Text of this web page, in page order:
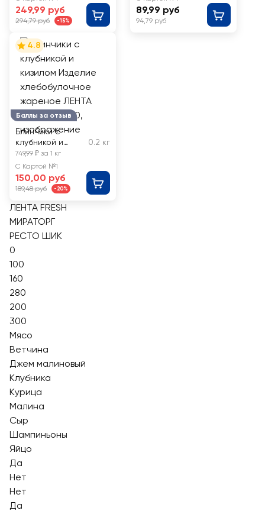
FRESH
249,99 руб
294,79 руб -15%
89,99 руб
94,79 руб
Баллы за отзыв
4.8
Блинчики с
клубникой и
кизилом Изделие
хлебобулочное
жареное ЛЕНТА
FRESH до 200
0.2 кг
749,99 ₽ за 1 кг
С Картой №1
150,00 руб
189,48 руб -20%
ЛЕНТА FRESH
МИРАТОРГ
РЕСТО ШИК
0
100
160
280
200
300
Мясо
Ветчина
Джем малиновый
Клубника
Курица
Малина
Сыр
Шампиньоны
Яйцо
Да
Нет
Нет
Да